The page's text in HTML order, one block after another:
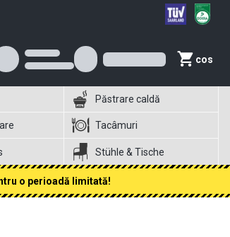
cos
Păstrare caldă
Tacâmuri
Stühle & Tische
o perioadă limitată!